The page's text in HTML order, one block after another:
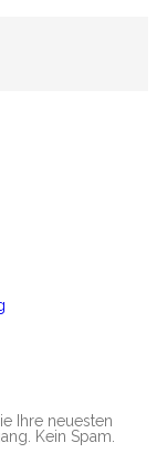
Ihre neuesten
Kein Spam.